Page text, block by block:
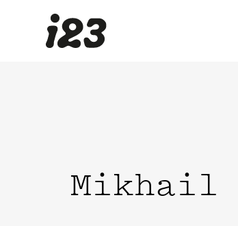
Mikhail